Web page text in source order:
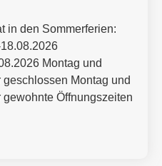
in den Sommerferien:
Montag und
Montag und
Öffnungszeiten